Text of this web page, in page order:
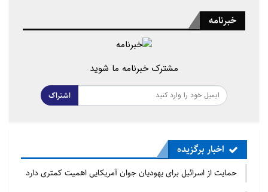
خبرنامه
مشترک خبرنامه ما شوید
اشتراک
اخبار برگزیده
حمایت از اسرائیل برای یهودیان جوان آمریکایی اهمیت کمتری دارد